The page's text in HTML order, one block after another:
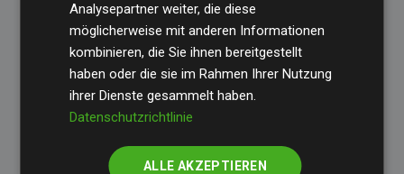
Informationen zu den einzelnen Projekten finden
Sie hier.
Initiative Websites, die Klimaprojekte unterstützen
Analysepartner weiter, die diese
möglicherweise mit anderen Informationen
kombinieren, die Sie ihnen bereitgestellt
haben oder die sie im Rahmen Ihrer Nutzung
ihrer Dienste gesammelt haben.
Datenschutzrichtlinie
ALLE AKZEPTIEREN